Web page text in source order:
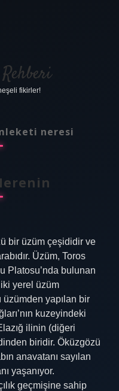
fikirler!
neresi
bir üzüm çeşididir ve
Üzüm, Toros
Platosu’nda bulunan
yerel üzüm
yapılan bir
kuzeyindeki
ilinin (diğeri
biridir. Öküzgözü
anavatanı sayılan
yaşanıyor.
geçmişine sahip